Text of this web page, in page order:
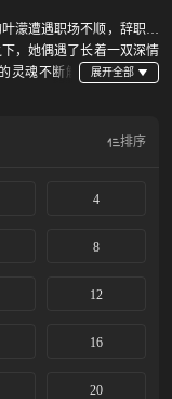
濛遭遇职场不顺，辞职后
，她偶遇了长着一双深情
灵魂不断触
之间的平静，叶濛母亲多
，两人携手揭开上一辈的
排序
4
8
12
16
20